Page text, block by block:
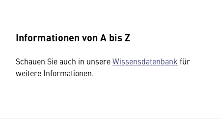
Informationen von A bis Z
Schauen Sie auch in unsereWissensdatenbank für
weitere Informationen.